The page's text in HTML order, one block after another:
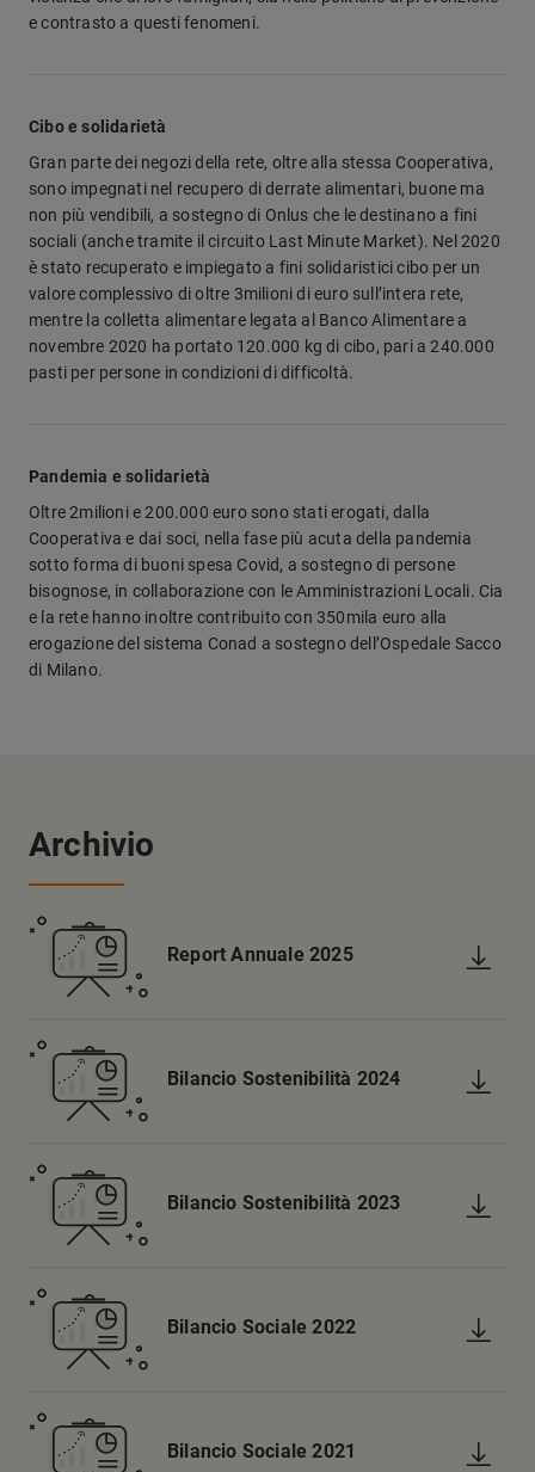
e contrasto a questi fenomeni.
Cibo e solidarietà
Gran parte dei negozi della rete, oltre alla stessa Cooperativa,
sono impegnati nel recupero di derrate alimentari, buone ma
non più vendibili, a sostegno di Onlus che le destinano a fini
sociali (anche tramite il circuito Last Minute Market). Nel 2020
è stato recuperato e impiegato a fini solidaristici cibo per un
valore complessivo di oltre 3milioni di euro sull’intera rete,
mentre la colletta alimentare legata al Banco Alimentare a
novembre 2020 ha portato 120.000 kg di cibo, pari a 240.000
pasti per persone in condizioni di difficoltà.
Pandemia e solidarietà
Oltre 2milioni e 200.000 euro sono stati erogati, dalla
Cooperativa e dai soci, nella fase più acuta della pandemia
sotto forma di buoni spesa Covid, a sostegno di persone
bisognose, in collaborazione con le Amministrazioni Locali. Cia
e la rete hanno inoltre contribuito con 350mila euro alla
erogazione del sistema Conad a sostegno dell’Ospedale Sacco
di Milano.
Archivio
Report Annuale 2025
Bilancio Sostenibilità 2024
Bilancio Sostenibilità 2023
Bilancio Sociale 2022
Bilancio Sociale 2021